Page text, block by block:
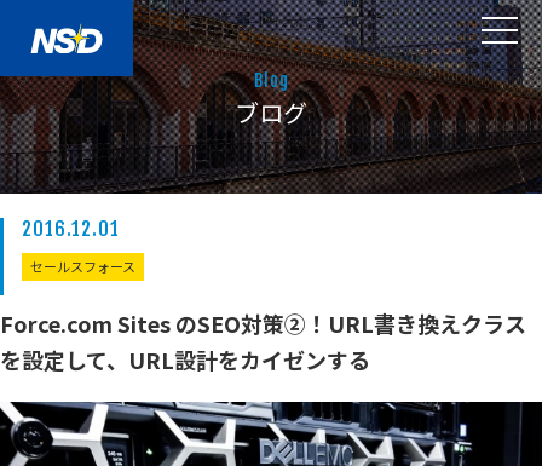
Blog
ブログ
2016.12.01
セールスフォース
Force.com Sites のSEO対策②！URL書き換えクラス
を設定して、URL設計をカイゼンする